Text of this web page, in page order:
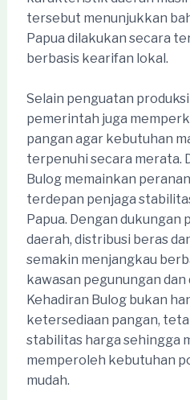
tersebut menunjukkan
Papua dilakukan secara
berbasis kearifan lokal.
Selain penguatan
pemerintah juga
pangan agar kebutuhan
terpenuhi secara merata.
Bulog memainkan
terdepan penjaga
Papua. Dengan dukungan
daerah, distribusi beras
semakin menjangkau
kawasan pegunungan
Kehadiran Bulog bukan
ketersediaan pangan,
stabilitas harga sehingga
memperoleh kebutuhan
mudah.